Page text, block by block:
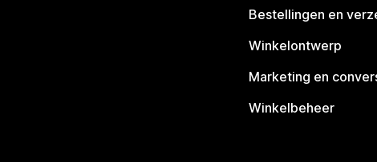
Bestellingen en
Winkelontwerp
Marketing en
Winkelbeheer